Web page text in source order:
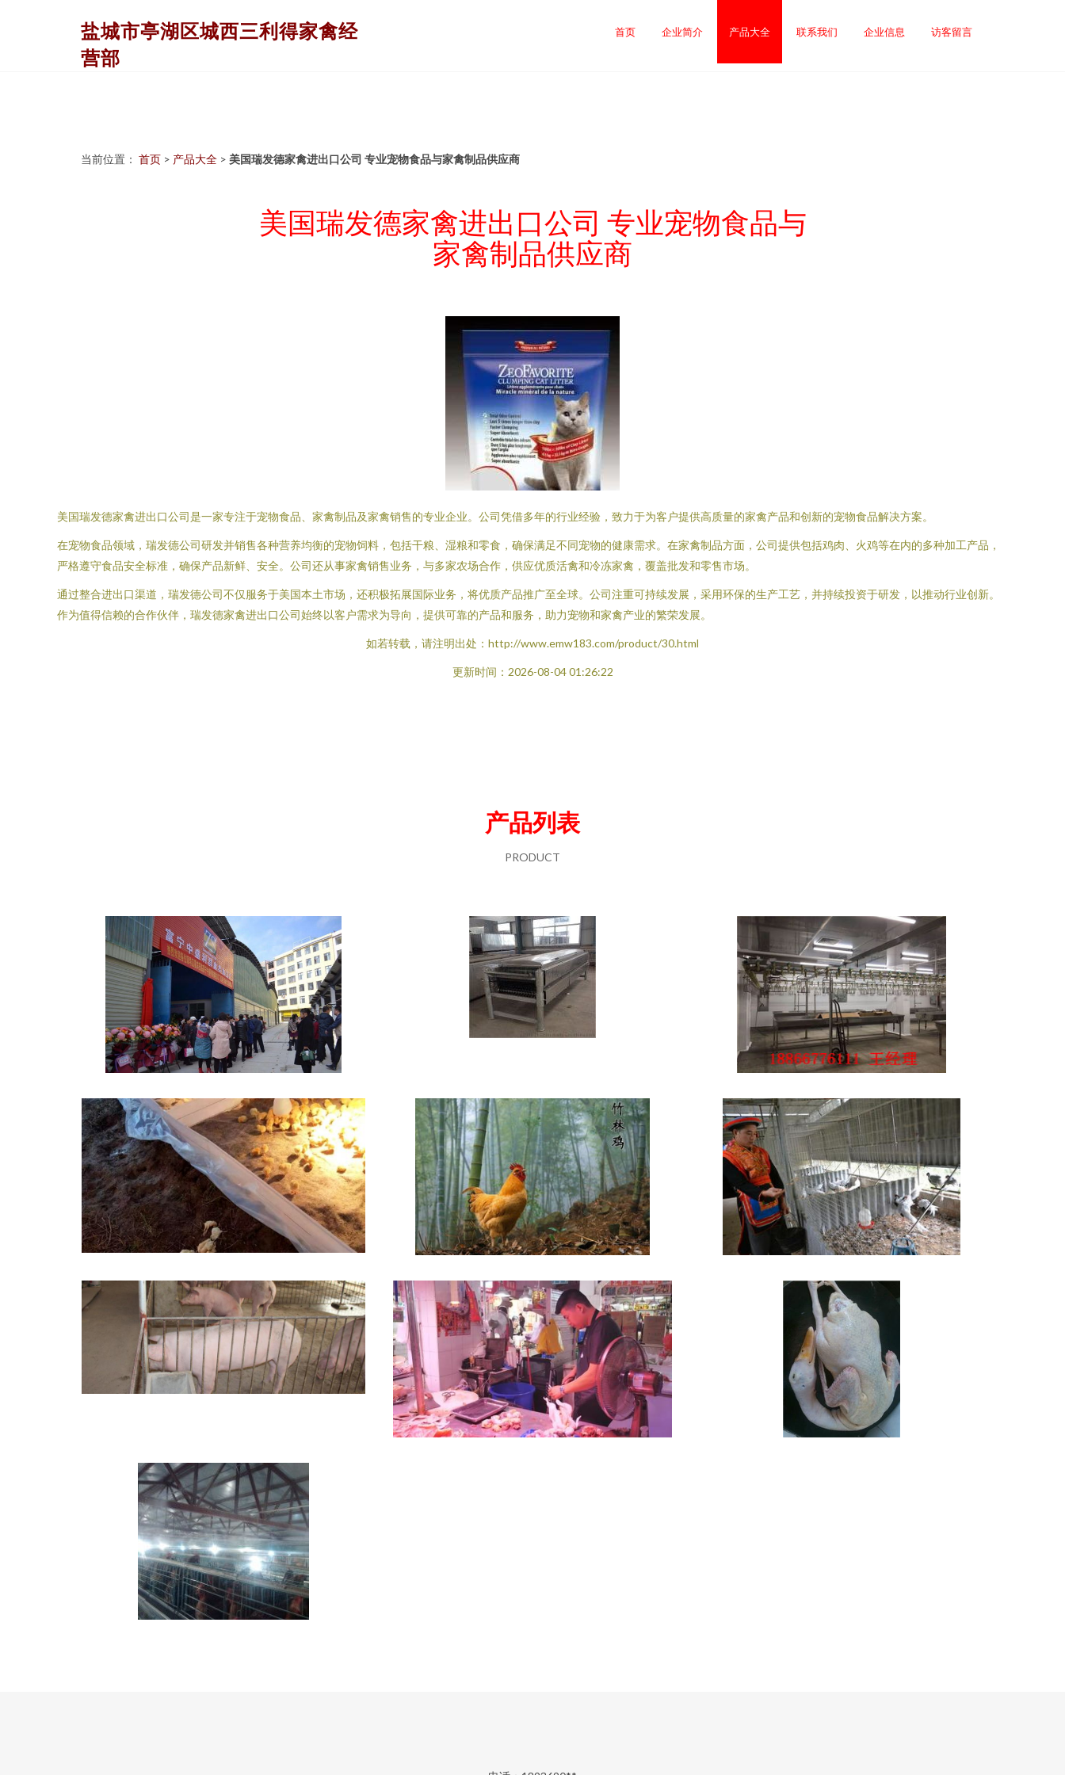
盐城市亭湖区城西三利得家禽经
营部
首页 企业简介 产品大全 联系我们 企业信息 访客留言
当前位置： 首页 > 产品大全 > 美国瑞发德家禽进出口公司 专业宠物食品与家禽制品供应商
美国瑞发德家禽进出口公司 专业宠物食品与
家禽制品供应商
美国瑞发德家禽进出口公司是一家专注于宠物食品、家禽制品及家禽销售的专业企业。公司凭借多年的行业经验，致力于为客户提供高质量的家禽产品和创新的宠物食品解决方案。
在宠物食品领域，瑞发德公司研发并销售各种营养均衡的宠物饲料，包括干粮、湿粮和零食，确保满足不同宠物的健康需求。在家禽制品方面，公司提供包括鸡肉、火鸡等在内的多种加工产品，
严格遵守食品安全标准，确保产品新鲜、安全。公司还从事家禽销售业务，与多家农场合作，供应优质活禽和冷冻家禽，覆盖批发和零售市场。
通过整合进出口渠道，瑞发德公司不仅服务于美国本土市场，还积极拓展国际业务，将优质产品推广至全球。公司注重可持续发展，采用环保的生产工艺，并持续投资于研发，以推动行业创新。
作为值得信赖的合作伙伴，瑞发德家禽进出口公司始终以客户需求为导向，提供可靠的产品和服务，助力宠物和家禽产业的繁荣发展。
如若转载，请注明出处：http://www.emw183.com/product/30.html
更新时间：2026-08-04 01:26:22
产品列表
PRODUCT